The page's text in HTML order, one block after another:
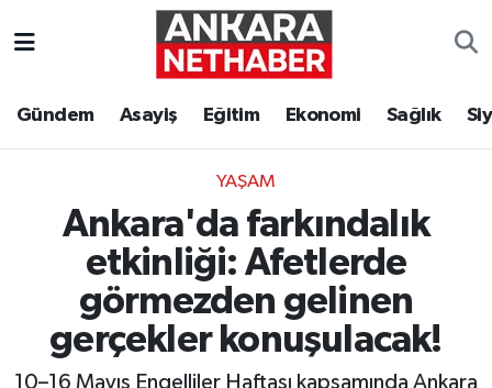
Gündem Asayiş Eğitim Ekonomi Sağlık
YAŞAM
Ankara'da farkındalık
etkinliği: Afetlerde
görmezden gelinen
gerçekler konuşulacak!
10–16 Mayıs Engelliler Haftası kapsamında Ankara
Ekonomi
Gündem
Kim Kimdir Nereli
Ankara Hava Durumu
Süper Lig Puan Durumu ve Fikstür
Tüm Manşetler
Son Dakika Haberleri
Haber Arşivi